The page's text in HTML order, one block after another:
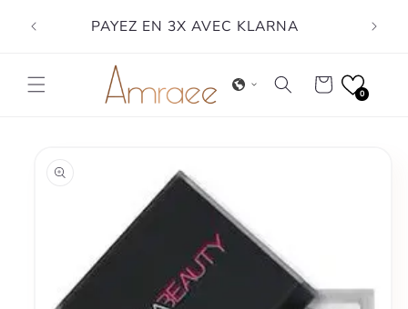
content
PAYEZ EN 3X AVEC KLARNA
Cart
0
information